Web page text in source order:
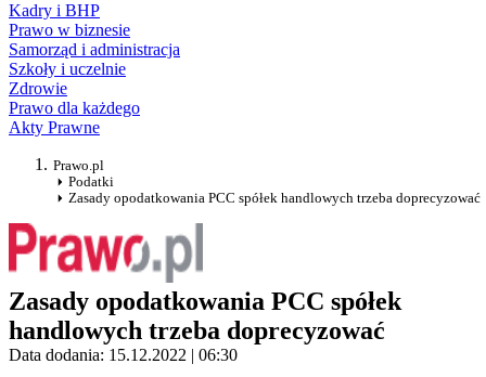
Kadry i BHP
Prawo w biznesie
Samorząd i administracja
Szkoły i uczelnie
Zdrowie
Prawo dla każdego
Akty Prawne
Prawo.pl
Podatki
Zasady opodatkowania PCC spółek handlowych trzeba doprecyzować
Zasady opodatkowania PCC spółek
handlowych trzeba doprecyzować
Data dodania: 15.12.2022 | 06:30